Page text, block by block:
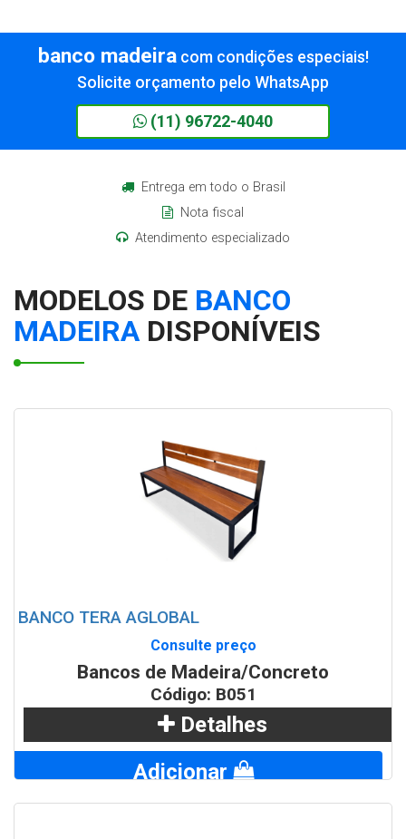
banco madeiracom condições especiais!
Solicite orçamento pelo WhatsApp
(11) 96722-4040
Entrega em todo o Brasil
Nota fiscal
Atendimento especializado
MODELOS DE BANCO
MADEIRADISPONÍVEIS
BANCO TERA AGLOBAL
Consulte preço
Bancos de Madeira/Concreto
Código: B051
Detalhes
Adicionar